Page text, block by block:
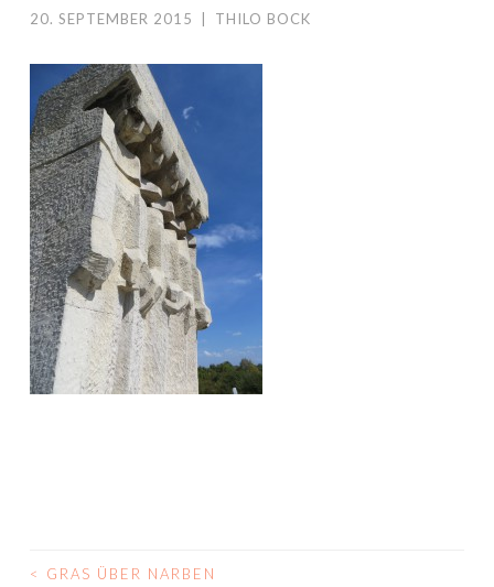
20. SEPTEMBER 2015 THILO BOCK
<
GRAS ÜBER NARBEN